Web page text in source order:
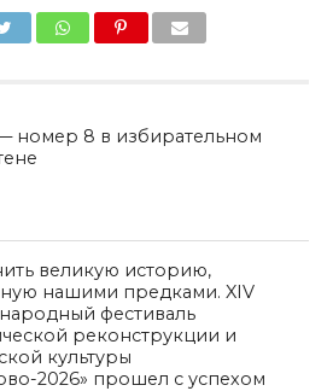
номер 8 в избирательном
великую историю,
нашими предками. XIV
фестиваль
реконструкции и
культуры
2026» прошел с успехом